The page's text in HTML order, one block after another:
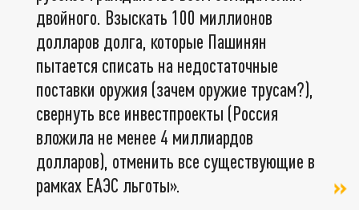
двойного. Взыскать 100 миллионов
долларов долга, которые Пашинян
пытается списать на недостаточные
поставки оружия (зачем оружие трусам?),
свернуть все инвестпроекты (Россия
вложила не менее 4 миллиардов
долларов), отменить все существующие в
рамках ЕАЭС льготы».